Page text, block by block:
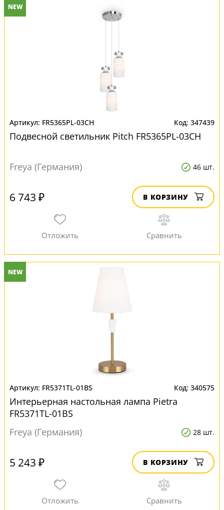
NEW
FR5365PL-03CH 347439
Подвесной светильник Pitch FR5365PL-03CH
Freya (Германия) 46 шт.
6 743 ₽ В КОРЗИНУ
NEW
FR5371TL-01BS 340575
Интерьерная настольная лампа Pietra
FR5371TL-01BS
Freya (Германия)
28 шт.
5 243 ₽ В КОРЗИНУ